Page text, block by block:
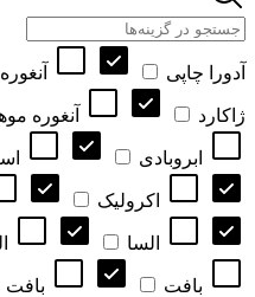
آدورا چاپی
ژاکارد آنغوره
ابروبادی
اکرولیک
السا
بافت